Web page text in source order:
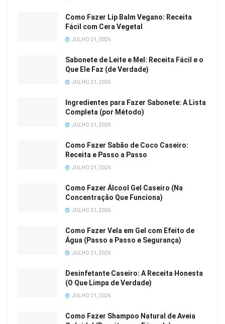
Como Fazer Lip Balm Vegano: Receita
Fácil com Cera Vegetal
JULHO 21, 2026
Sabonete de Leite e Mel: Receita Fácil e o
Que Ele Faz (de Verdade)
JULHO 21, 2026
Ingredientes para Fazer Sabonete: A Lista
Completa (por Método)
JULHO 21, 2026
Como Fazer Sabão de Coco Caseiro:
Receita e Passo a Passo
JULHO 21, 2026
Como Fazer Álcool Gel Caseiro (Na
Concentração Que Funciona)
JULHO 21, 2026
Como Fazer Vela em Gel com Efeito de
Água (Passo a Passo e Segurança)
JULHO 21, 2026
Desinfetante Caseiro: A Receita Honesta
(O Que Limpa de Verdade)
JULHO 21, 2026
Como Fazer Shampoo Natural de Aveia